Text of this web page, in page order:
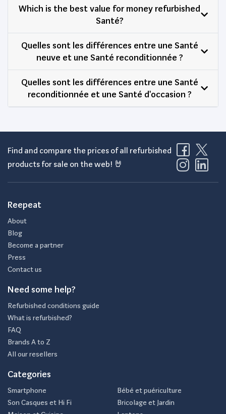
Which is the best value for money refurbished
Santé?
Quelles sont les différences entre une Santé
neuve et une Santé reconditionnée ?
Quelles sont les différences entre une Santé
reconditionnée et une Santé d'occasion ?
Find and compare the prices of all refurbished
products for sale on the web! 🤘
Reepeat
About
Blog
Become a partner
Press
Contact us
Need some help?
Refurbished conditions guide
What is refurbished?
FAQ
Brands A to Z
All our resellers
Categories
Smartphone
Son Casques et Hi Fi
Bébé et puériculture
Bricolage et Jardin